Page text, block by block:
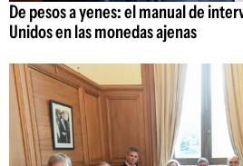
De pesos a yenes: el manual de
Unidos en las monedas ajenas